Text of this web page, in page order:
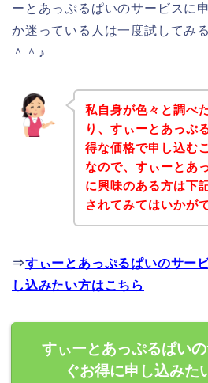
ーとあっぷるぱいのサービスに
か迷っている人は一度試してみ
＾＾♪
私自身が色々と調べ
り、すぃーとあっぷ
得な価格で申し込む
なので、すぃーとあ
に興味のある方は下
されてみてはいかが
⇒すぃーとあっぷるぱいのサー
し込みたい方はこちら
すぃーとあっぷるぱい
ぐお得に申し込みた